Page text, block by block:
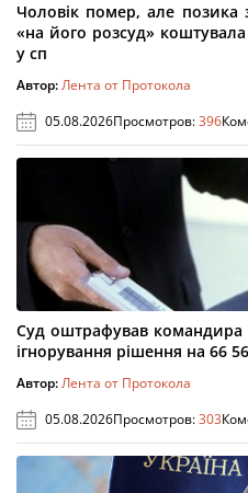
Чоловік помер, але позика
«на його розсуд»
у сп
Автор:Лента от Протокола
05.08.2026Просмотров:396
Суд оштрафував командира
ігнорування рішення на 66
Автор:Лента от Протокола
05.08.2026Просмотров:303